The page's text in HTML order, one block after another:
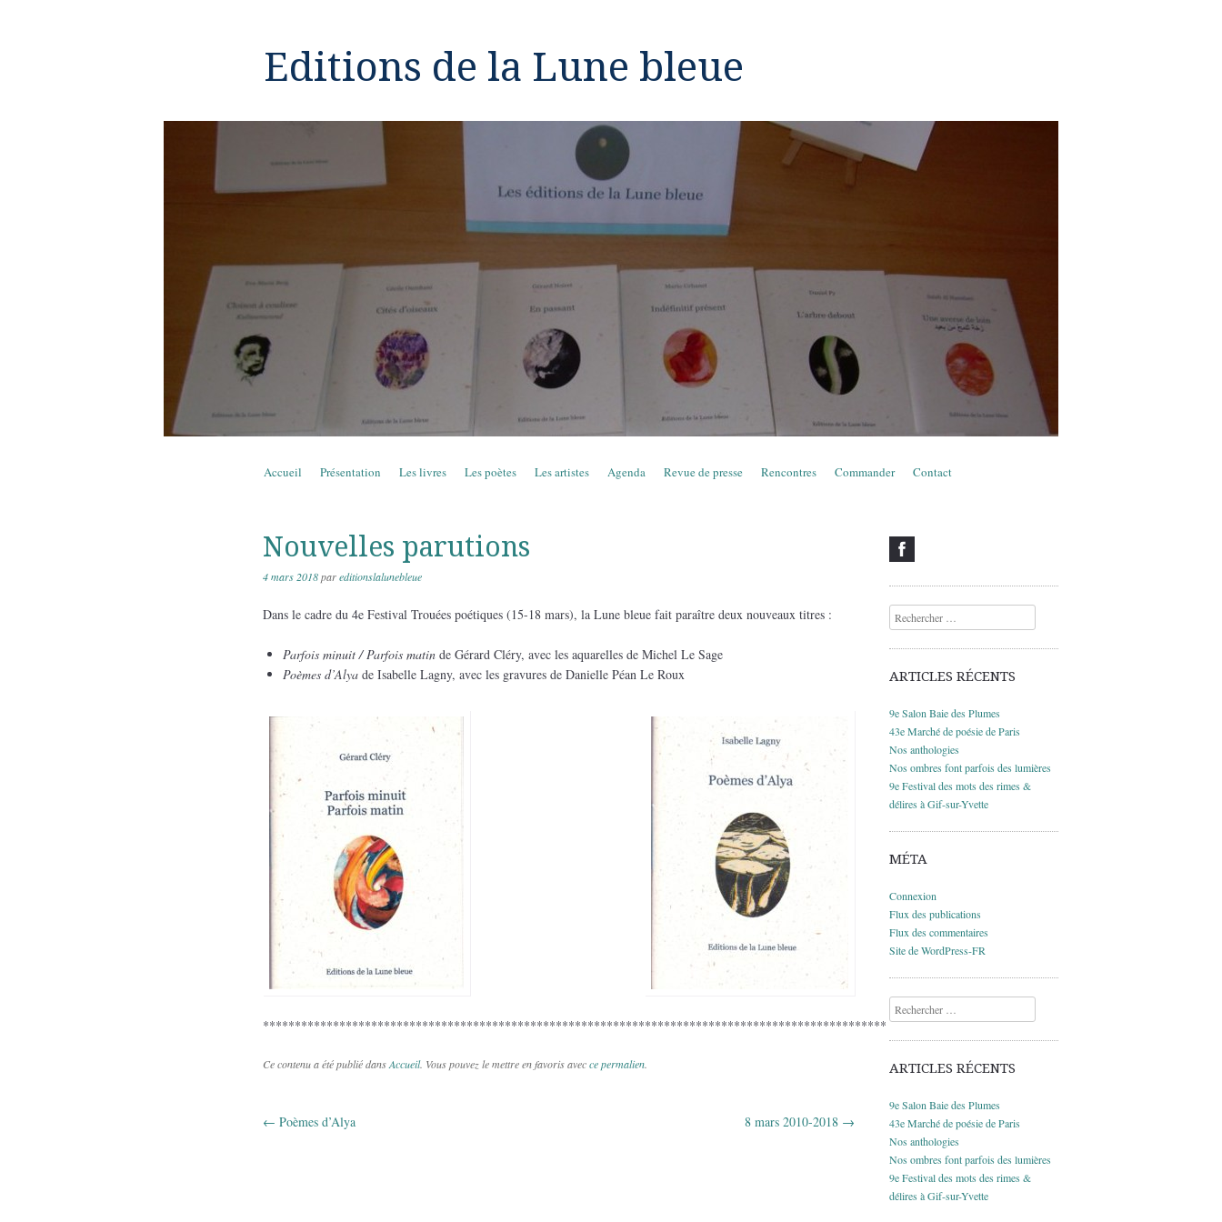
Editions de la Lune bleue
Menu
Aller au contenu
Accueil Présentation Les livres Les poètes Les artistes Agenda Revue de presse Rencontres Commander Contact
Nouvelles parutions
4 mars 2018pareditionslalunebleue
Dans le cadre du 4e Festival Trouées poétiques (15-18 mars), la Lune bleue fait paraître deux nouveaux titres :
Parfois minuit / Parfois matin de Gérard Cléry, avec les aquarelles de Michel Le Sage
Poèmes d’Alya de Isabelle Lagny, avec les gravures de Danielle Péan Le Roux
**************************************************************************************************
Ce contenu a été publié dansAccueil. Vous pouvez le mettre en favoris avecce permalien.
Navigation des articles
← Poèmes d’Alya 8 mars 2010-2018 →
Recherche
ARTICLES RÉCENTS
9e Salon Baie des Plumes
43e Marché de poésie de Paris
Nos anthologies
Nos ombres font parfois des lumières
9e Festival des mots des rimes &
délires à Gif-sur-Yvette
MÉTA
Connexion
Flux des publications
Flux des commentaires
Site de WordPress-FR
Recherche
ARTICLES RÉCENTS
9e Salon Baie des Plumes
43e Marché de poésie de Paris
Nos anthologies
Nos ombres font parfois des lumières
9e Festival des mots des rimes &
délires à Gif-sur-Yvette